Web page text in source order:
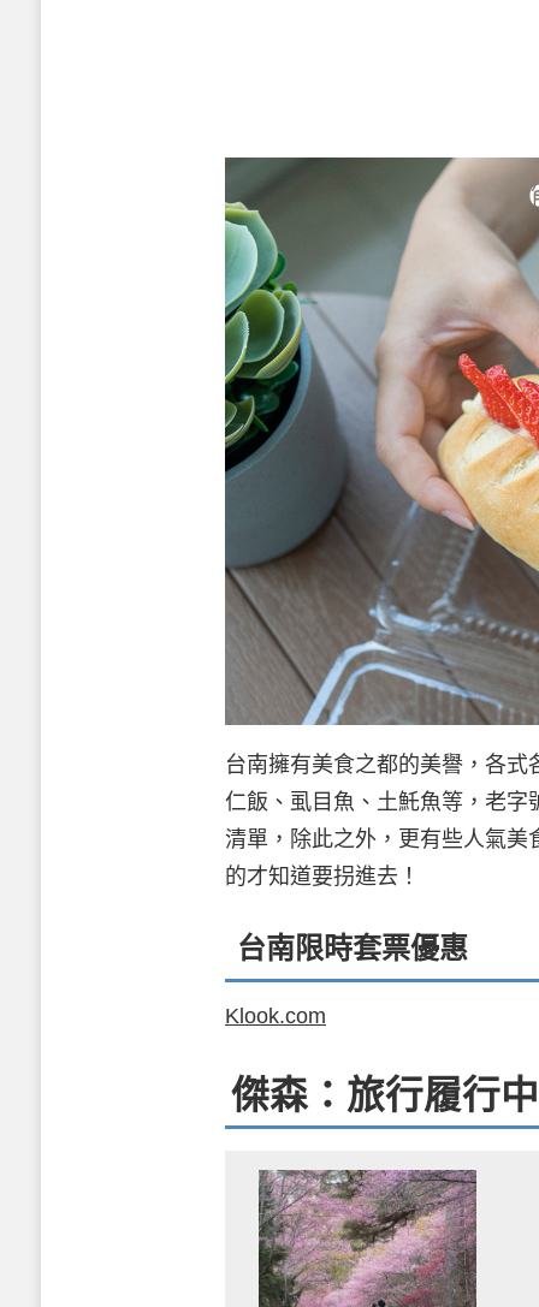
台南擁有美食之都的美譽，各
仁飯、虱目魚、土魠魚等，老
清單，除此之外，更有些人氣
的才知道要拐進去！
台南限時套票優惠
Klook.com
傑森：旅行履行中